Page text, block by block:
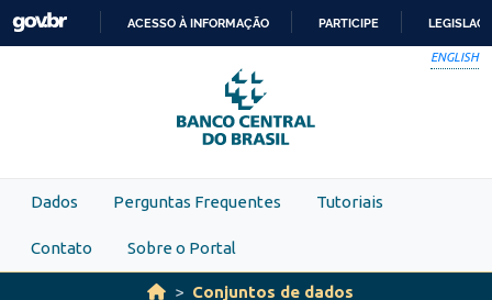
Skip to main content
PARA
O
CONTEÚDO
ACESSO À INFORMAÇÃO PARTICIPE
ENGLISH
Dados Perguntas Frequentes Tutoriais
Contato Sobre o Portal
Conjuntos de dados